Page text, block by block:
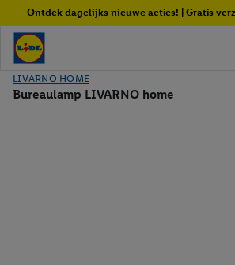
Ontdek dagelijks nieuwe acties! | Gratis
LIVARNO HOME
Bureaulamp LIVARNO home